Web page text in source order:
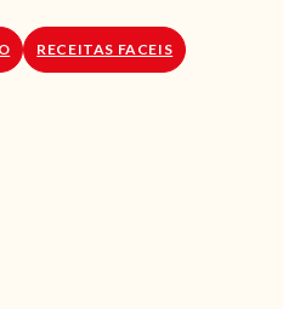
NÓS
ONLINE
RECEITAS FACEIS